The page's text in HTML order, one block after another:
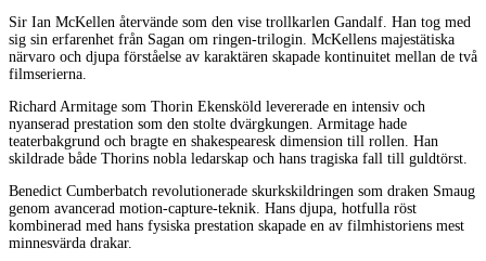
Sir Ian McKellen återvände som den vise trollkarlen Gandalf. Han tog med
sig sin erfarenhet från Sagan om ringen-trilogin. McKellens majestätiska
närvaro och djupa förståelse av karaktären skapade kontinuitet mellan de två
filmserierna.
Richard Armitage som Thorin Ekensköld levererade en intensiv och
nyanserad prestation som den stolte dvärgkungen. Armitage hade
teaterbakgrund och bragte en shakespearesk dimension till rollen. Han
skildrade både Thorins nobla ledarskap och hans tragiska fall till guldtörst.
Benedict Cumberbatch revolutionerade skurkskildringen som draken Smaug
genom avancerad motion-capture-teknik. Hans djupa, hotfulla röst
kombinerad med hans fysiska prestation skapade en av filmhistoriens mest
minnesvärda drakar.